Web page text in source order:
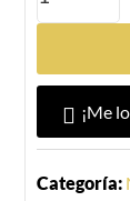
¡Me
Categoría: